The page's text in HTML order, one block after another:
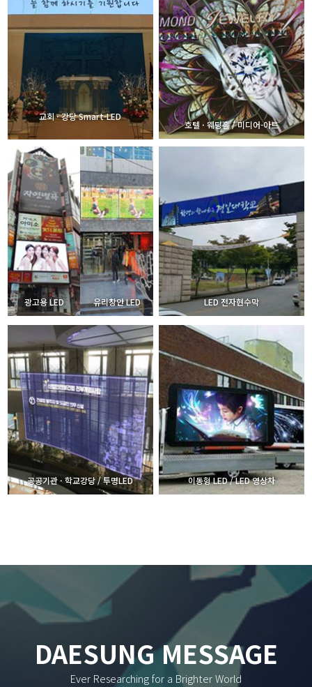
교회 · 강당 Smart-LED
호텔 · 웨딩홀 / 미디어-아트
광고용 LED 유리창안 LED
공공기관 · 학교강당 / 투명LED
LED 전자현수막
이동형 LED / LED 영상차
DAESUNG MESSAGE
Ever Researching for a Brighter World